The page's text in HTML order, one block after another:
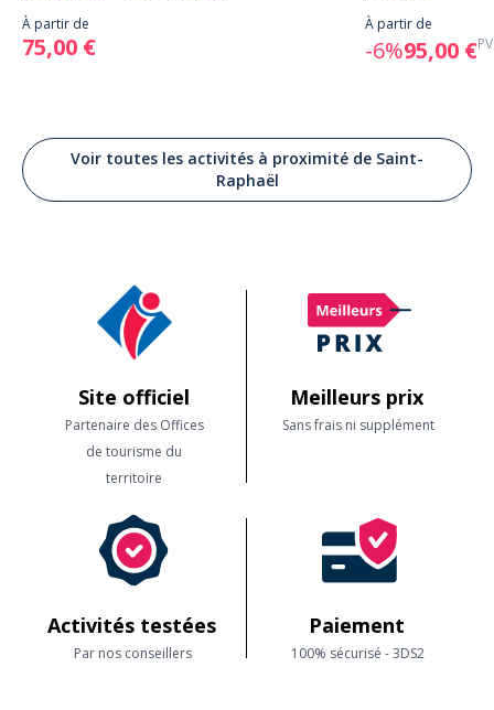
À partir de
75,00 €
À partir de
-6%95,00 €
Voir toutes les activités à proximité de Saint-
Raphaël
Site officiel
Partenaire des Offices
de tourisme du
territoire
Meilleurs prix
Sans frais ni supplément
Activités testées
Par nos conseillers
Paiement
100% sécurisé - 3DS2